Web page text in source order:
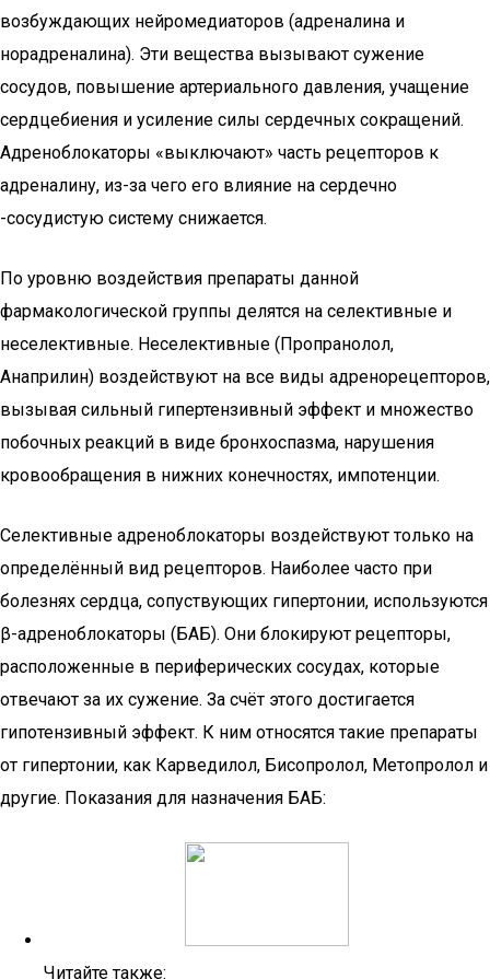
возбуждающих нейромедиаторов (адреналина и
норадреналина). Эти вещества вызывают сужение
сосудов, повышение артериального давления, учащение
сердцебиения и усиление силы сердечных сокращений.
Адреноблокаторы «выключают» часть рецепторов к
адреналину, из-за чего его влияние на сердечно
-сосудистую систему снижается.
По уровню воздействия препараты данной
фармакологической группы делятся на селективные и
неселективные. Неселективные (Пропранолол,
Анаприлин) воздействуют на все виды адренорецепторов,
вызывая сильный гипертензивный эффект и множество
побочных реакций в виде бронхоспазма, нарушения
кровообращения в нижних конечностях, импотенции.
Селективные адреноблокаторы воздействуют только на
определённый вид рецепторов. Наиболее часто при
болезнях сердца, сопуствующих гипертонии, используются
β-адреноблокаторы (БАБ). Они блокируют рецепторы,
расположенные в периферических сосудах, которые
отвечают за их сужение. За счёт этого достигается
гипотензивный эффект. К ним относятся такие препараты
от гипертонии, как Карведилол, Бисопролол, Метопролол и
другие. Показания для назначения БАБ:
Читайте также: